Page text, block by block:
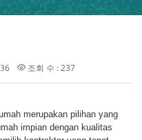
조회 수 : 237
merupakan pilihan yang
impian dengan kualitas